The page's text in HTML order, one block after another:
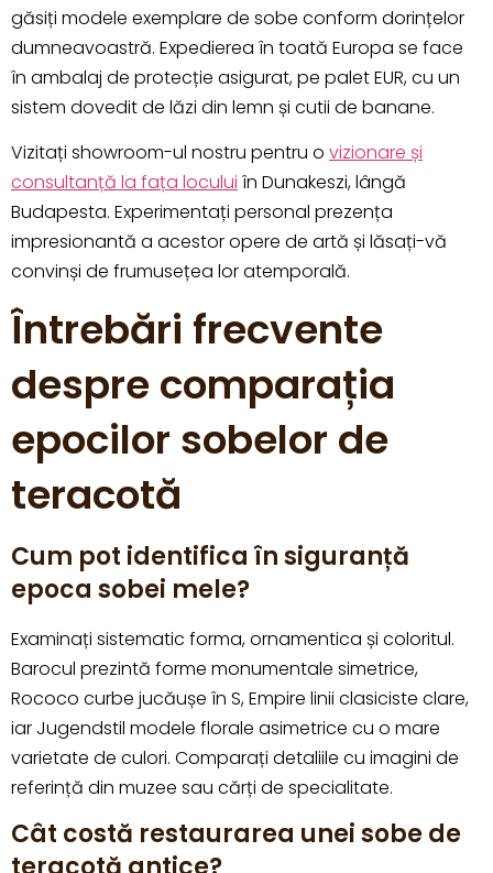
găsiți modele exemplare de sobe conform dorințelor
dumneavoastră. Expedierea în toată Europa se face
în ambalaj de protecție asigurat, pe palet EUR, cu un
sistem dovedit de lăzi din lemn și cutii de banane.
Vizitați showroom-ul nostru pentru o vizionare și
consultanță la fața locului în Dunakeszi, lângă
Budapesta. Experimentați personal prezența
impresionantă a acestor opere de artă și lăsați-vă
convinși de frumusețea lor atemporală.
Întrebări frecvente
despre comparația
epocilor sobelor de
teracotă
Cum pot identifica în siguranță
epoca sobei mele?
Examinați sistematic forma, ornamentica și coloritul.
Barocul prezintă forme monumentale simetrice,
Rococo curbe jucăușe în S, Empire linii clasiciste clare,
iar Jugendstil modele florale asimetrice cu o mare
varietate de culori. Comparați detaliile cu imagini de
referință din muzee sau cărți de specialitate.
Cât costă restaurarea unei sobe de